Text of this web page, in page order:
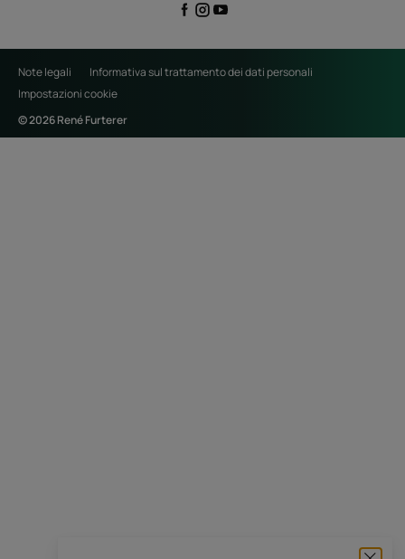
Note legali
Informativa sul trattamento dei dati personali
Impostazioni cookie
© 2026 René Furterer